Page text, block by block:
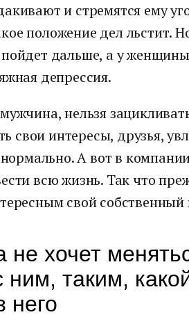
и стремятся ему
положение дел льстит.
дальше, а у
депрессия.
нельзя
интересы, друзья,
нормально. А вот в
всю жизнь. Так что
свой
хочет
таким,
него